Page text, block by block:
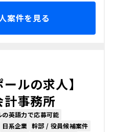
案件を見る
ルの求人】
計事務所
の英語力で応募可能
日系企業 幹部 / 役員候補案件